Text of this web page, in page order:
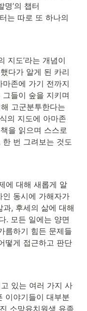
’의 챕터
는 따로 또 하나의
지도’라는 개념이
다가 알게 된 카리
존에 가기 전까지
들이 숲을 지키며
고군분투한다는
의 지도에 아마존
을 읽으며 스스로
번 그려보는 것도
에 대해 새롭게 알
동시에 가해자가
, 후세의 삶에 대해
. 모든 일에는 양면
름하기 힘든 문제들
떻게 접근하고 판단
있는 여러 가지 사
이야기들이 대부분
소망유치원생 유족